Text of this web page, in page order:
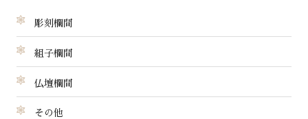
彫刻欄間
組子欄間
仏壇欄間
その他